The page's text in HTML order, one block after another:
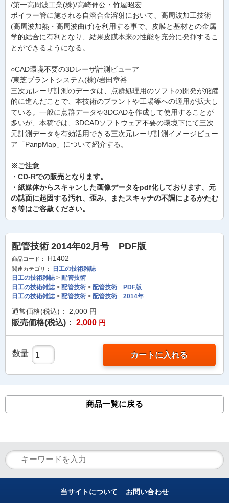
/第一高周波工業(株)/高崎伸公・竹屋昭宏
ボイラー管に施される自溶合金溶射において、高周波加工技術
(高周波加熱・高周波曲げ)を利用する事で、皮膜と基材との金属
学的結合に有利となり、結果皮膜本来の性能を充分に発揮するこ
とができるようになる。
○CAD環境不要の3Dレーザ計測ビューア
/東芝プラントシステム(株)/岩田章裕
三次元レーザ計測のデータは、点群処理用のソフトの開発が飛躍
的に進んだことで、本技術のプラントや工場等への適用が拡大し
ている。一般に点群データや3DCADを作成して使用することが
多いが、本稿では、3DCADソフトウェア不要の環境下にて三次
元計測データを有効活用できる三次元レーザ計測イメージビュー
ア「PanpMap」について紹介する。
※ご注意
・CD-Rでの販売となります。
・紙媒体からスキャンした画像データをpdf化しております、元
の誌面に起因する汚れ、歪み、またスキャナの不調によるかたむ
き等はご容赦ください。
配管技術 2014年02月号 PDF版
商品コード： H1402
関連カテゴリ：
日工の技術雑誌
日工の技術雑誌> 配管技術
日工の技術雑誌> 配管技術 > 配管技術 PDF版
日工の技術雑誌> 配管技術 > 配管技術 2014年
通常価格(税込)： 2,000 円
販売価格(税込)： 2,000 円
数量 カートに入れる
商品一覧に戻る
当サイトについて お問い合わせ